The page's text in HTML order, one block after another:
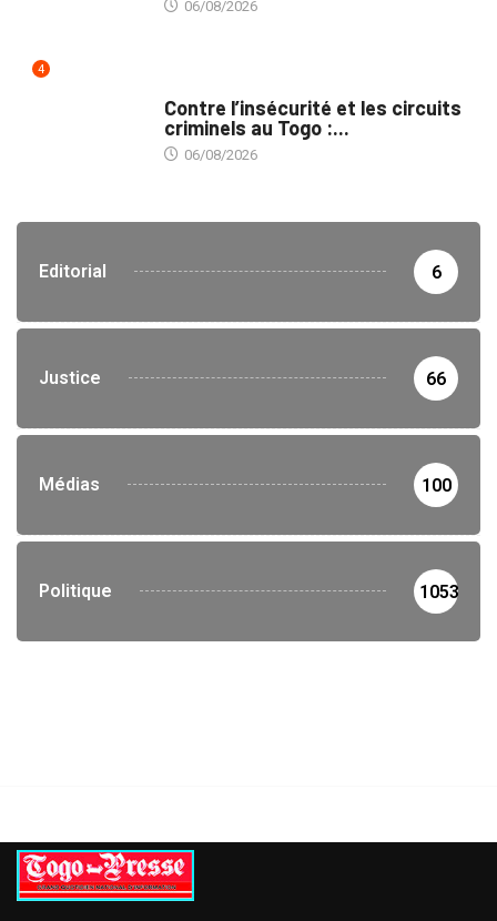
06/08/2026
4
Contre l’insécurité et les circuits
criminels au Togo :...
06/08/2026
Editorial 6
Justice 66
Médias 100
Politique 1053